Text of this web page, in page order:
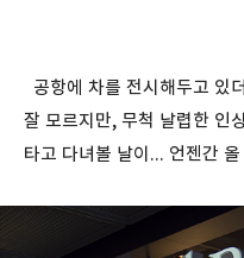
공항에 차를 전시해두고 있
잘 모르지만, 무척 날렵한 인
타고 다녀볼 날이... 언젠간